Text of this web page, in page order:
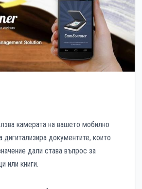
камерата на вашето мобилно
дигитализира документите, които
дали става въпрос за
или книги.